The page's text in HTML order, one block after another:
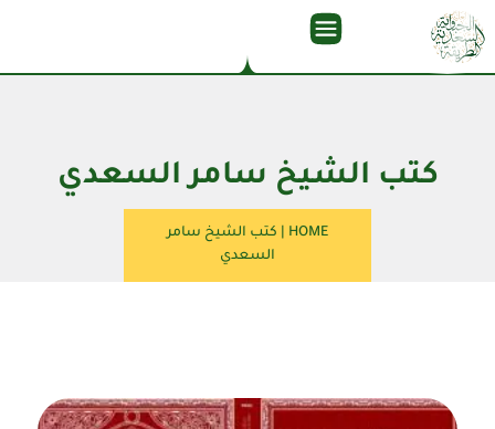
كتب الشيخ سامر السعدي
HOME
كتب الشيخ سامر
السعدي